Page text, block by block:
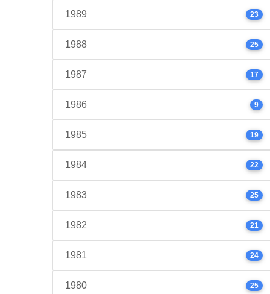
1989 23
1988 25
1987 17
1986 9
1985 19
1984 22
1983 25
1982 21
1981 24
1980 25